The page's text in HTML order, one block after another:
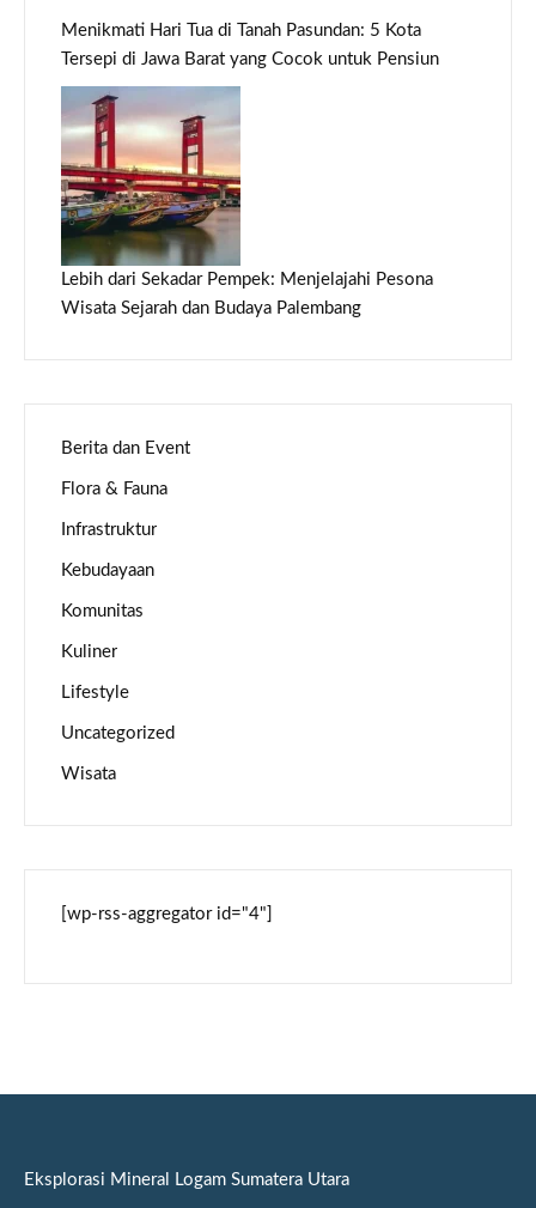
Menikmati Hari Tua di Tanah Pasundan: 5 Kota
Tersepi di Jawa Barat yang Cocok untuk Pensiun
Lebih dari Sekadar Pempek: Menjelajahi Pesona
Wisata Sejarah dan Budaya Palembang
Berita dan Event
Flora & Fauna
Infrastruktur
Kebudayaan
Komunitas
Kuliner
Lifestyle
Uncategorized
Wisata
[wp-rss-aggregator id="4"]
Eksplorasi Mineral Logam Sumatera Utara